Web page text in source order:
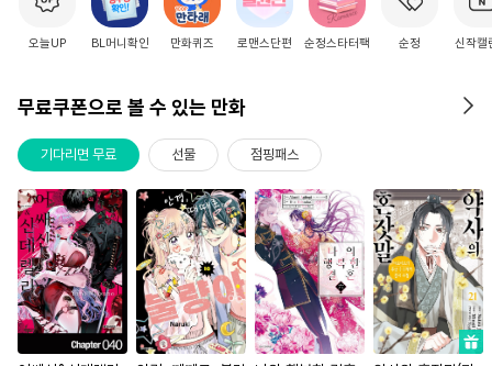
오늘UP BL머니확인 만화퀴즈 로맨스단편 순정스타터팩 순정 신작캘
무료쿠폰으로 볼 수 있는 만화
기다리면 무료 선물 점핑패스